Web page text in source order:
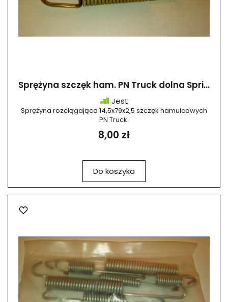
Sprężyna szczęk ham. PN Truck dolna Spri...
Jest
Sprężyna rozciągająca 14,5x79x2,5 szczęk hamulcowych
PN Truck.
8,00 zł
Do koszyka